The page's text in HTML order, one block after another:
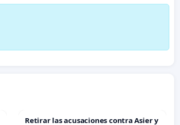
Retirar las acusaciones contra Asier y